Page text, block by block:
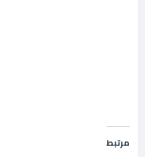
مرتبط